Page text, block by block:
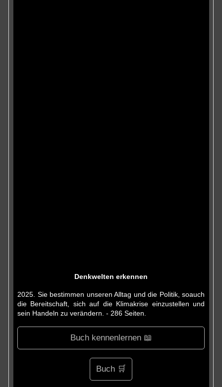
Denkwelten erkennen
2025. Sie bestimmen unseren Alltag und die Politik, soauch
die Bereitschaft, sich auf die Klimakrise einzustellen und
sein Handeln zu verändern. - 286 Seiten.
Buch kennenlernen 📖
Buch 🛒